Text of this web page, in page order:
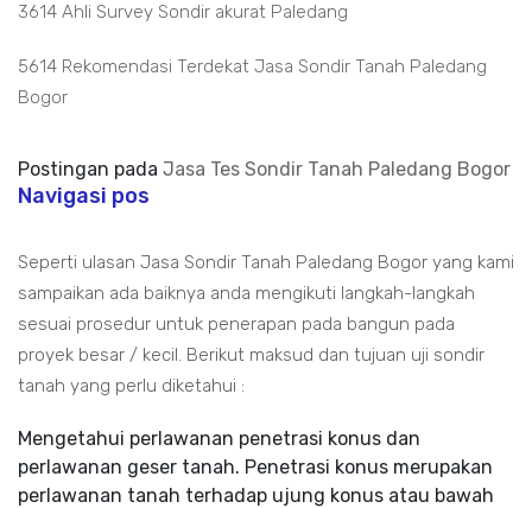
3614 Ahli Survey Sondir akurat Paledang
5614 Rekomendasi Terdekat Jasa Sondir Tanah Paledang
Bogor
Postingan pada Jasa Tes Sondir Tanah Paledang Bogor
Navigasi pos
Seperti ulasan Jasa Sondir Tanah Paledang Bogor yang kami
sampaikan ada baiknya anda mengikuti langkah-langkah
sesuai prosedur untuk penerapan pada bangun pada
proyek besar / kecil. Berikut maksud dan tujuan uji sondir
tanah yang perlu diketahui :
Mengetahui perlawanan penetrasi konus dan
perlawanan geser tanah. Penetrasi konus merupakan
perlawanan tanah terhadap ujung konus atau bawah